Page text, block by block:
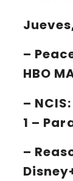
–
HBO
–
1 –
–